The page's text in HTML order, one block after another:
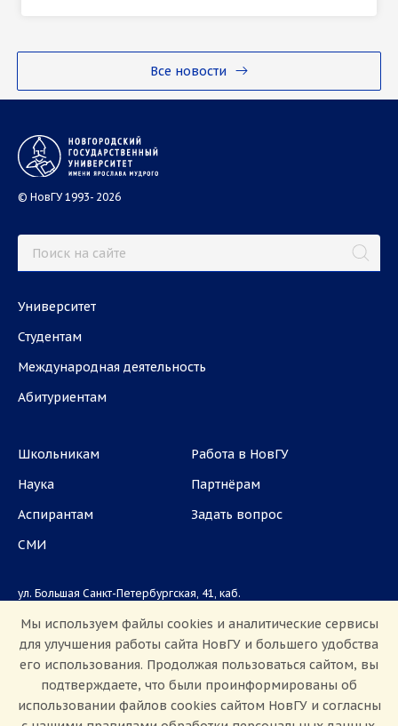
Все новости
© НовГУ 1993- 2026
Университет
Студентам
Международная деятельность
Абитуриентам
Школьникам
Наука
Аспирантам
СМИ
Работа в НовГУ
Партнёрам
Задать вопрос
ул. Большая Санкт-Петербургская, 41, каб.
Приемная комиссия: +7(8162)33-20-44
Мы используем файлы cookies и аналитические сервисы
для улучшения работы сайта НовГУ и большего удобства
его использования. Продолжая пользоваться сайтом, вы
подтверждаете, что были проинформированы об
использовании файлов cookies сайтом НовГУ и согласны